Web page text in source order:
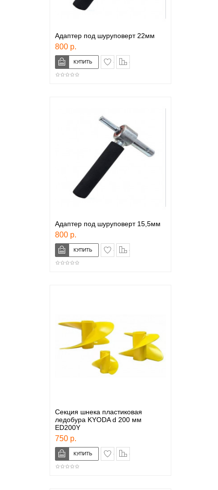
Адаптер под шуруповерт 22мм
800 р.
в закладки
Адаптер под шуруповерт 15,5мм
800 р.
в закладки
Секция шнека пластиковая
ледобура KYODA d 200 мм
ED200Y
750 р.
в закладки